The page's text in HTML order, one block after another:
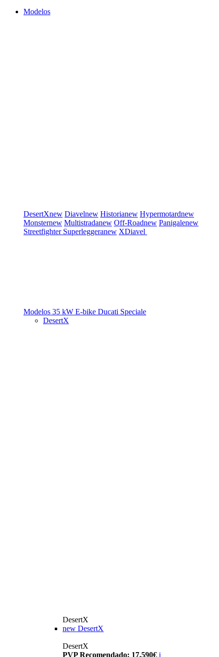
Modelos
DesertXnew Diavelnew Historianew Hypermotardnew
Monsternew Multistradanew Off-Roadnew Panigalenew
Streetfighter Superleggeranew XDiavel
Modelos 35 kW E-bike Ducati Speciale
DesertX
DesertX
new DesertX
DesertX
PVP Recomendado: 17.590€ i